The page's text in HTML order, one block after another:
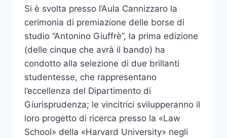
Si è svolta presso l’Aula Cannizzaro la
cerimonia di premiazione delle borse di
studio “Antonino Giuffrè”, la prima edizione
(delle cinque che avrà il bando) ha
condotto alla selezione di due brillanti
studentesse, che rappresentano
l’eccellenza del Dipartimento di
Giurisprudenza; le vincitrici svilupperanno il
loro progetto di ricerca presso la «Law
School» della «Harvard University» negli